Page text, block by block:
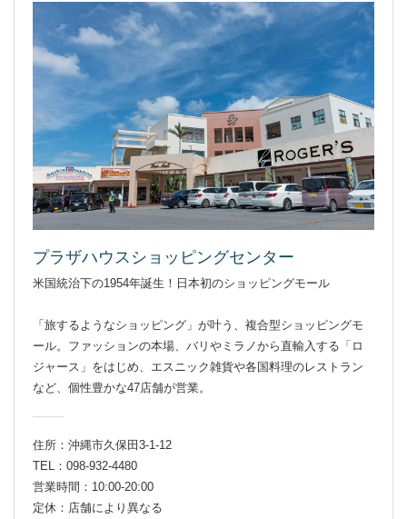
プラザハウスショッピングセンター
米国統治下の1954年誕生！日本初のショッピングモール
「旅するようなショッピング」が叶う、複合型ショッピングモ
ール。ファッションの本場、バリやミラノから直輸入する「ロ
ジャース」をはじめ、エスニック雑貨や各国料理のレストラン
など、個性豊かな47店舗が営業。
住所：沖縄市久保田3-1-12
TEL：098-932-4480
営業時間：10:00-20:00
定休：店舗により異なる